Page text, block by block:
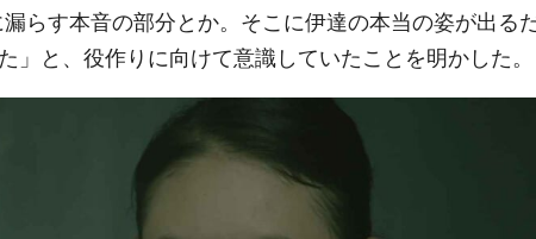
らす本音の部分とか。そこに伊達の本当の姿が出る
」と、役作りに向けて意識していたことを明かした。